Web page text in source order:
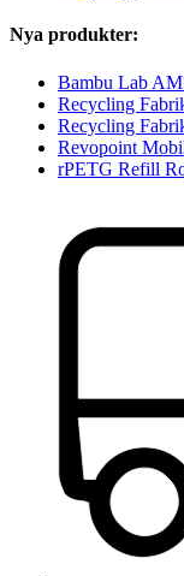
Nya produkter:
Bambu Lab
Recycling
Recycling
Revopoint
rPETG Refill